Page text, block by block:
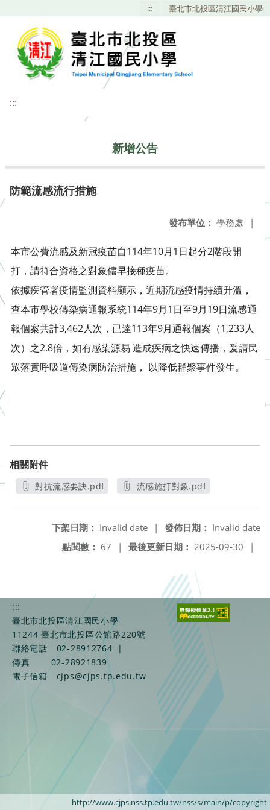
::: 臺北市北投區清江國民小學
:::
新增公告
防範流感流行措施
發布單位： 學務處 |
本市公費流感及新冠疫苗自114年10月1日起分2階段開
打，請符合資格之對象儘早接種疫苗。
依據疾管署疫情監測資料顯示，近期流感疫情持續升溫，
查本市學校傳染病通報系統114年9月1日至9月19日流感通
報個案共計3,462人次，已達113年9月通報個案（1,233人
次）之2.8倍，如有感染源易 造成疾病之快速傳播，爰請民
眾落實呼吸道傳染病防治措施， 以降低群聚事件發生。
相關附件
對抗流感要訣.pdf
流感施打對象.pdf
發佈日期： Invalid date
下架日期： Invalid date
|
最後更新日期： 2025-09-30 |
點閱數： 67 |
:::
臺北市北投區清江國民小學
11244 臺北市北投區公館路220號
聯絡電話
02-28912764
|
傳真
02-28921839
電子信箱
cjps@cjps.tp.edu.tw
http://www.cjps.nss.tp.edu.tw/nss/s/main/p/copyright